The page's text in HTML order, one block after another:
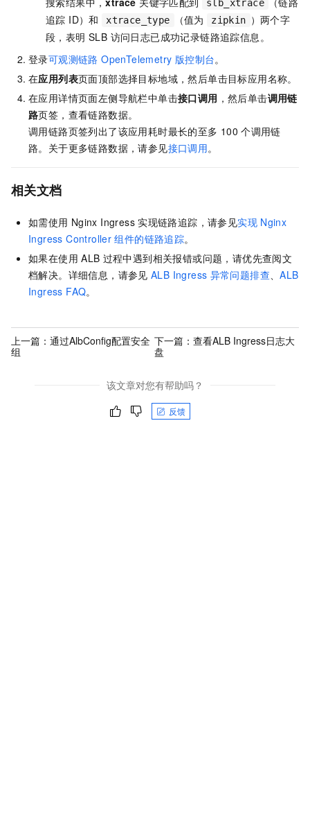
slb_xtrace
追踪 ID）和
xtrace_type （值为 zipkin ）两个字
段，表明 SLB 访问日志已成功记录链路追踪信息。
登录可观测链路 OpenTelemetry 版控制台。
在应用列表页面顶部选择目标地域，然后单击目标应用名称。
在应用详情页面左侧导航栏中单击接口调用 ，然后单击调用链
路页签，查看链路数据。
调用链路页签列出了该应用耗时最长的至多 100 个调用链
路。关于更多链路数据，请参见接口调用。
相关文档
如需使用 Nginx Ingress 实现链路追踪，请参见实现 Nginx
Ingress Controller 组件的链路追踪。
如果在使用 ALB 过程中遇到相关报错或问题，请优先查阅文
档解决。详细信息，请参见 ALB Ingress 异常问题排查、ALB
Ingress FAQ。
上一篇： 通过AlbConfig配置安全
组
下一篇：查看ALB Ingress日志大
盘
该文章对您有帮助吗？
反馈